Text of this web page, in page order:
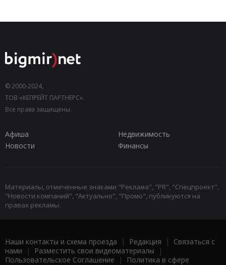
© 2000-2024,
ТОВ «КЕПРЕЙТ ПАРТНЕРС».
Все права защищены.
Афиша
Недвижимость
Новости
Финансы
Материалы, отмеченные знаками "Реклама", "PR", "Спецпроект",
"Новости компаний", "Актуально", "Промо", публикуются на
правах рекламы.
Наши контакты и схема проезда | Редакция | Связаться с
нами | Разместить свои видеоматериалы |
Пользовательское Соглашение |
Политика в сфере